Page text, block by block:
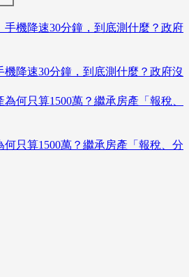
降速30分鐘，到底測什麼？政府沒
何只算1500萬？繼承房產「報稅、分